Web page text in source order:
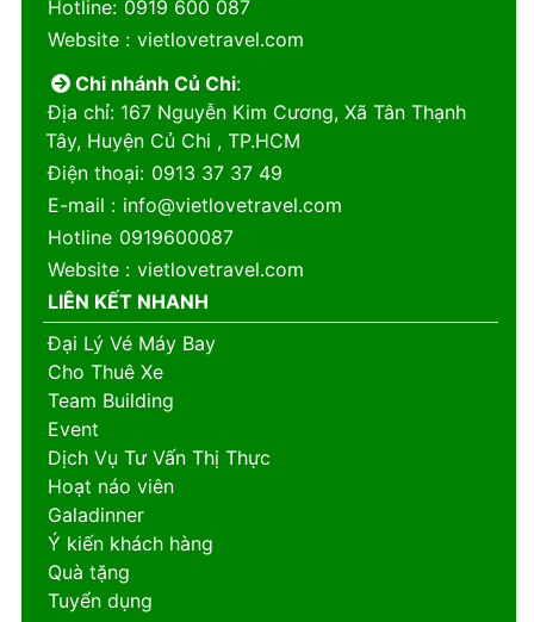
Hotline: 0919 600 087
Website: vietlovetravel.com
Chi nhánh Củ Chi:
Địa chỉ: 167 Nguyễn Kim Cương, Xã Tân Thạnh
Tây, Huyện Củ Chi , TP.HCM
Điện thoại: 0913 37 37 49
E-mail : info@vietlovetravel.com
Hotline 0919600087
Website: vietlovetravel.com
LIÊN KẾT NHANH
Đại Lý Vé Máy Bay
Cho Thuê Xe
Team Building
Event
Dịch Vụ Tư Vấn Thị Thực
Hoạt náo viên
Galadinner
Ý kiến khách hàng
Quà tặng
Tuyển dụng